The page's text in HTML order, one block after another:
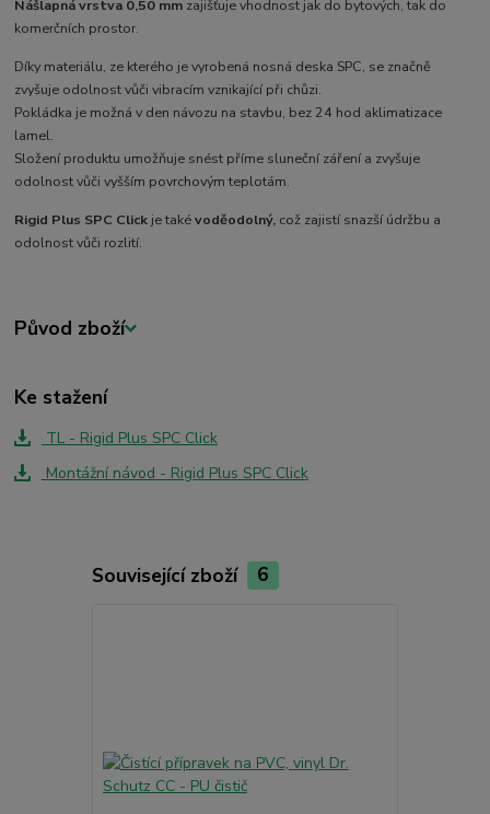
Nášlapná vrstva 0,50 mm zajišťuje vhodnost jak do bytových, tak do
komerčních prostor.
Díky materiálu, ze kterého je vyrobená nosná deska SPC, se značně
zvyšuje odolnost vůči vibracím vznikající při chůzi.
Pokládka je možná v den návozu na stavbu, bez 24 hod aklimatizace
lamel.
Složení produktu umožňuje snést příme sluneční záření a zvyšuje
odolnost vůči vyšším povrchovým teplotám.
Rigid Plus SPC Clickje takévoděodolný, což zajistí snazší údržbu a
odolnost vůči rozlití.
Původ zboží
Ke stažení
TL - Rigid Plus SPC Click
Montážní návod - Rigid Plus SPC Click
Související zboží 6